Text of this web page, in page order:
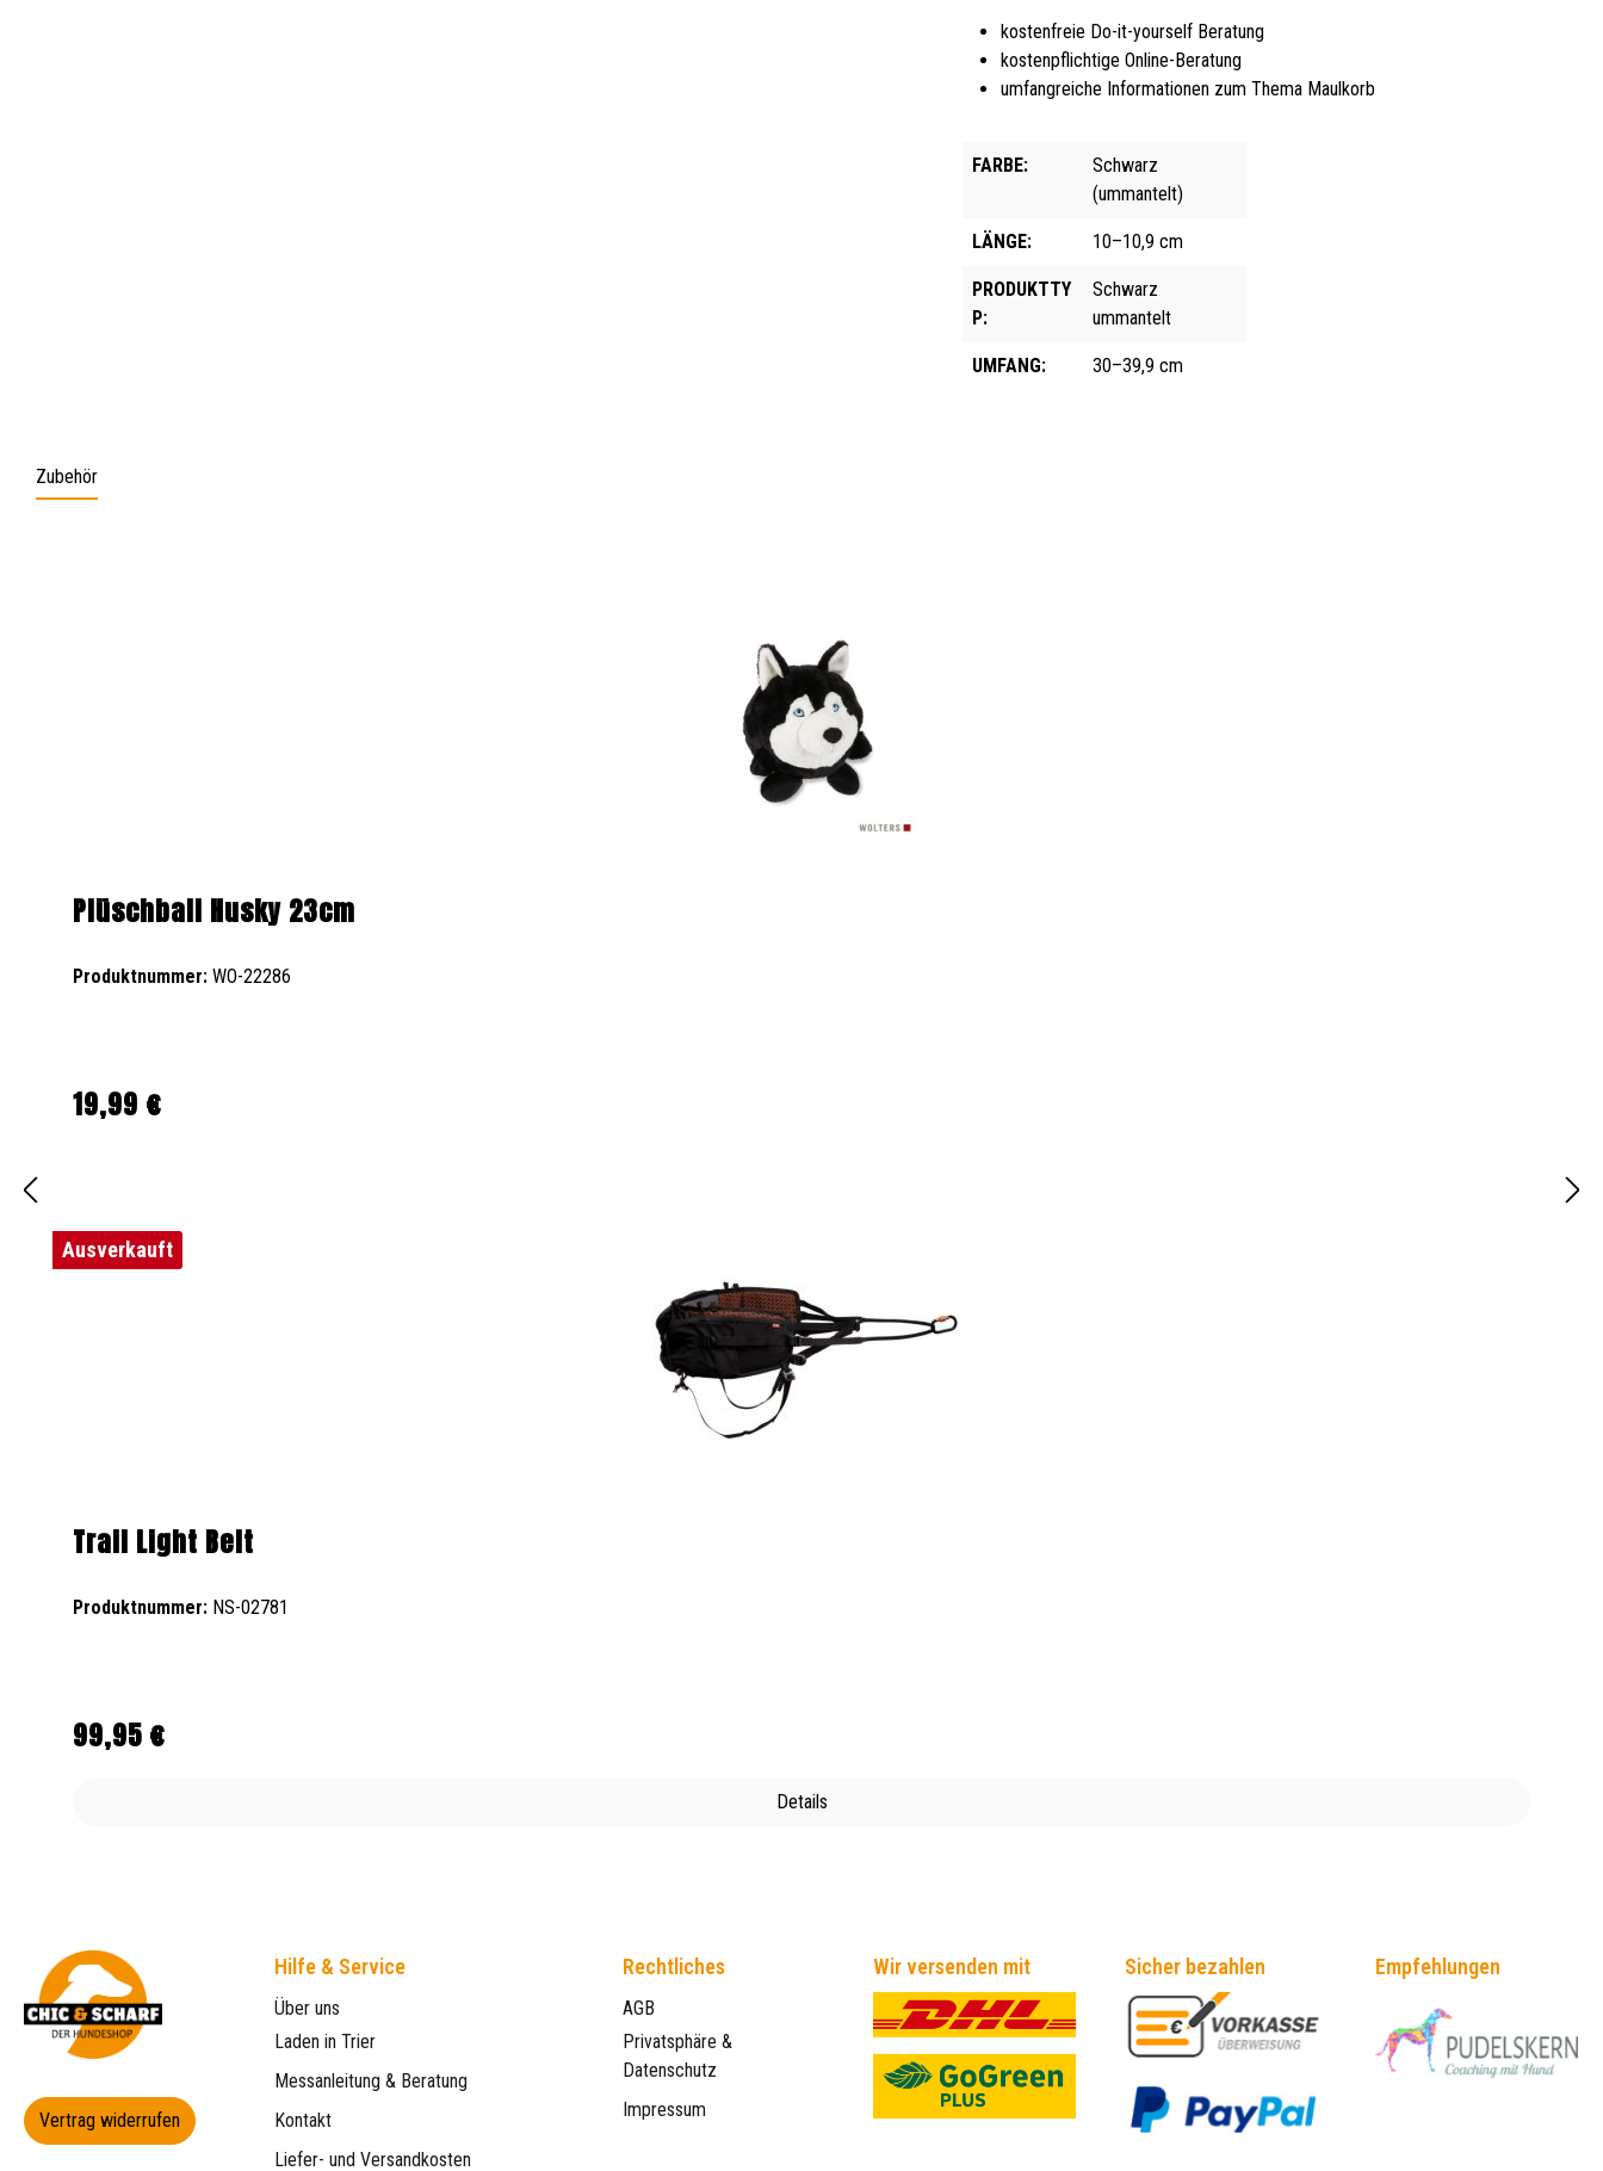
kostenfreie Do-it-yourself Beratung
kostenpflichtige Online-Beratung
umfangreiche Informationen zum Thema Maulkorb
FARBE:
Schwarz
(ummantelt)
LÄNGE: 10–10,9 cm
PRODUKTTY
P:
Schwarz
ummantelt
UMFANG: 30–39,9 cm
Zubehör
Plüschball Husky 23cm
Produktnummer: WO-22286
Regulärer Preis:
19,99 €
Ausverkauft
Trail Light Belt
Produktnummer: NS-02781
Regulärer Preis:
99,95 €
Details
Vertrag widerrufen
Hilfe & Service
Über uns
Laden in Trier
Messanleitung & Beratung
Kontakt
Liefer- und Versandkosten
Rechtliches
AGB
Privatsphäre &
Datenschutz
Impressum
Wir versenden mit Sicher bezahlen Empfehlungen